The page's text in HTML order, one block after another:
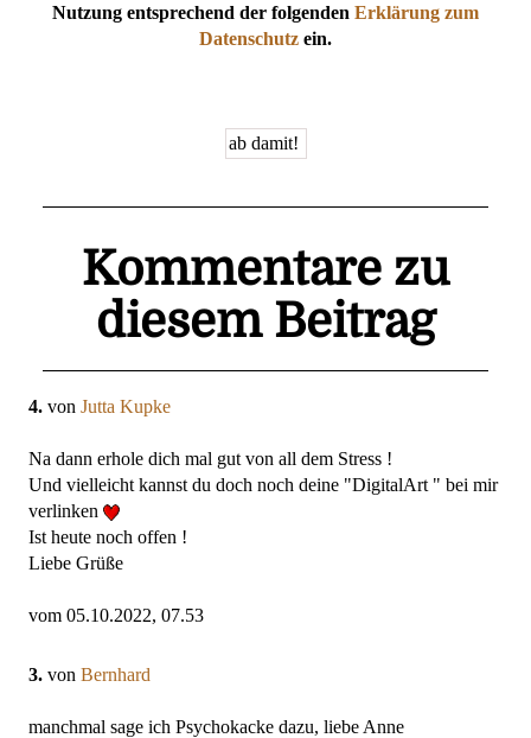
Nutzung entsprechend der folgenden Erklärung zum
Datenschutz ein.
Kommentare zu
diesem Beitrag
4. von Jutta Kupke
Na dann erhole dich mal gut von all dem Stress !
Und vielleicht kannst du doch noch deine "DigitalArt " bei mir
verlinken
Ist heute noch offen !
Liebe Grüße
vom 05.10.2022, 07.53
3. von Bernhard
manchmal sage ich Psychokacke dazu, liebe Anne